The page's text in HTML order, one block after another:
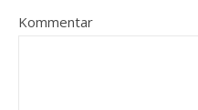
Kommentar